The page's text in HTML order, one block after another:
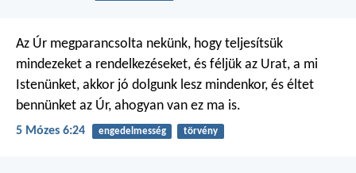
Az Úr megparancsolta nekünk, hogy teljesítsük
mindezeket a rendelkezéseket, és féljük az Urat, a mi
Istenünket, akkor jó dolgunk lesz mindenkor, és éltet
bennünket az Úr, ahogyan van ez ma is.
5 Mózes 6:24 engedelmesség törvény